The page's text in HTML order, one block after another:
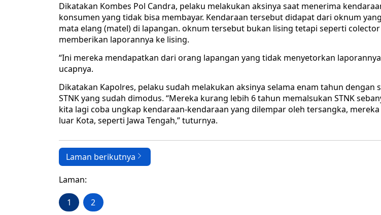
Dikatakan Kombes Pol Candra, pelaku melakukan aksinya saat menerima
konsumen yang tidak bisa membayar. Kendaraan tersebut didapat dari oknum
mata elang (matel) di lapangan. oknum tersebut bukan lising tetapi seperti
memberikan laporannya ke lising.
“Ini mereka mendapatkan dari orang lapangan yang tidak menyetorkan
ucapnya.
Dikatakan Kapolres, pelaku sudah melakukan aksinya selama enam tahun dengan
STNK yang sudah dimodus. “Mereka kurang lebih 6 tahun memalsukan STNK
kita lagi coba ungkap kendaraan-kendaraan yang dilempar oleh tersangka,
luar Kota, seperti Jawa Tengah,” tuturnya.
Laman berikutnya
Laman:
1 2